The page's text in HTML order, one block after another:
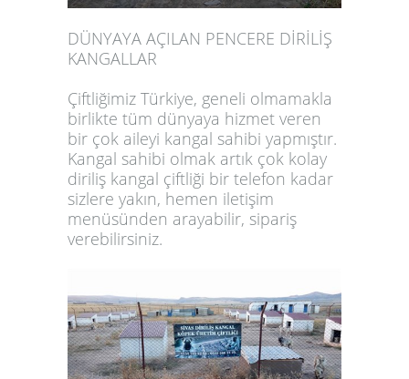
DÜNYAYA AÇILAN PENCERE DİRİLİŞ
KANGALLAR
Çiftliğimiz Türkiye, geneli olmamakla
birlikte tüm dünyaya hizmet veren
bir çok aileyi kangal sahibi yapmıştır.
Kangal sahibi olmak artık çok kolay
diriliş kangal çiftliği bir telefon kadar
sizlere yakın, hemen iletişim
menüsünden arayabilir, sipariş
verebilirsiniz.